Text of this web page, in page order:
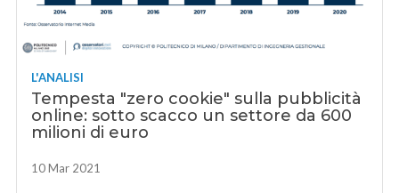
L'ANALISI
Tempesta "zero cookie" sulla pubblicità
online: sotto scacco un settore da 600
milioni di euro
10 Mar 2021